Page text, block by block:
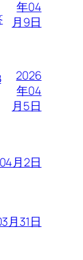
年04
月9日
2026
年04
月5日
月2日
月31日